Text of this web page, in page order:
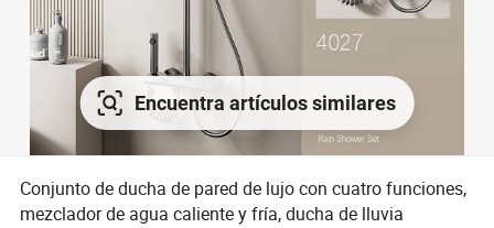
Encuentra artículos similares
Conjunto de ducha de pared de lujo con cuatro funciones,
mezclador de agua caliente y fría, ducha de lluvia